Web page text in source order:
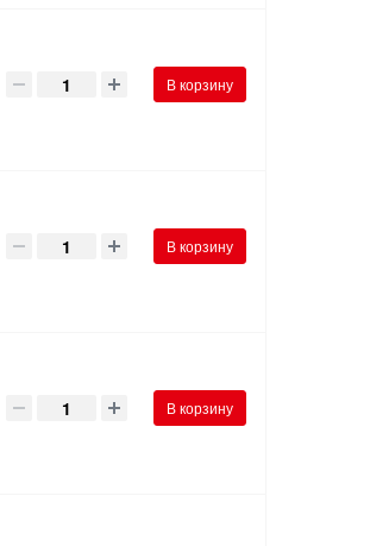
В корзину
В корзину
В корзину